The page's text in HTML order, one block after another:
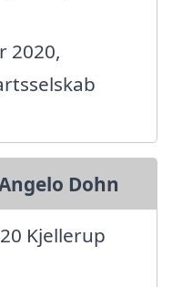
2020,
Dohn
Kjellerup